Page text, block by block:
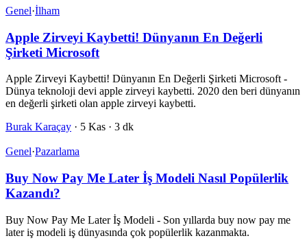
Genel·İlham
Apple Zirveyi Kaybetti! Dünyanın En Değerli
Şirketi Microsoft
Apple Zirveyi Kaybetti! Dünyanın En Değerli Şirketi Microsoft -
Dünya teknoloji devi apple zirveyi kaybetti. 2020 den beri dünyanın
en değerli şirketi olan apple zirveyi kaybetti.
Burak Karaçay · 5 Kas · 3 dk
Genel·Pazarlama
Buy Now Pay Me Later İş Modeli Nasıl Popülerlik
Kazandı?
Buy Now Pay Me Later İş Modeli - Son yıllarda buy now pay me
later iş modeli iş dünyasında çok popülerlik kazanmakta.